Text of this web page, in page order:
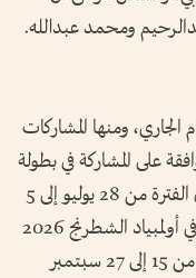
ومحمد عبدالله.
ومنها المشاركات
على المشاركة في بطولة
العرب للشطرنج 2026 المقررة في مصر خلال الفترة من 28 يوليو إلى 5
أغسطس المقبل، إلى جانب اعتماد المشاركة في أولمبياد الشطرنج 2026
الذي تستضيفه مدينة سمرقند خلال الفترة من 15 إلى 27 سبتمبر